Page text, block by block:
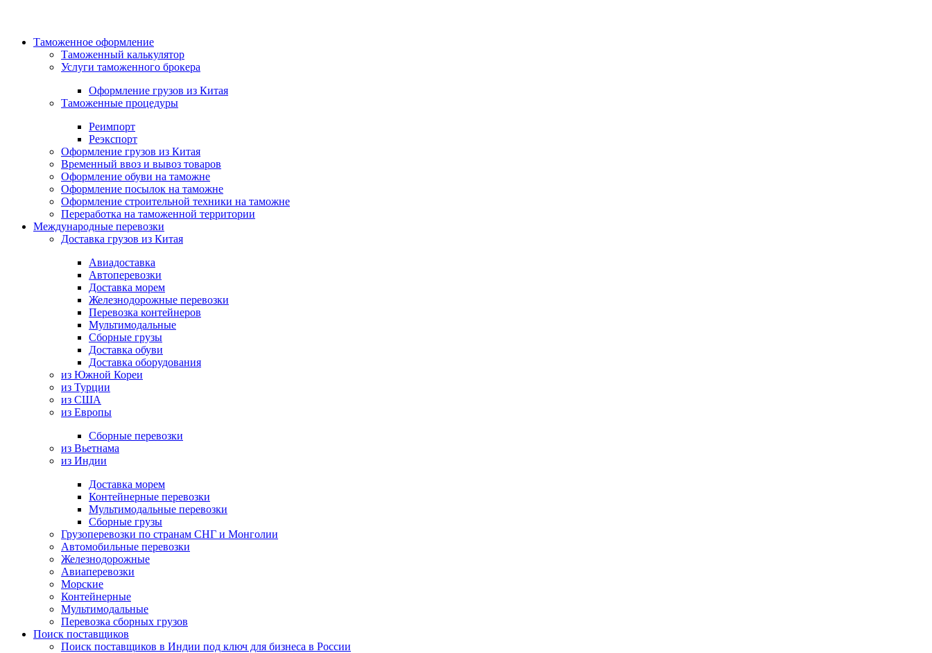
Таможенное оформление
Таможенный калькулятор
Услуги таможенного брокера
Оформление грузов из Китая
Таможенные процедуры
Реимпорт
Реэкспорт
Оформление грузов из Китая
Временный ввоз и вывоз товаров
Оформление обуви на таможне
Оформление посылок на таможне
Оформление строительной техники на таможне
Переработка на таможенной территории
Международные перевозки
Доставка грузов из Китая
Авиадоставка
Автоперевозки
Доставка морем
Железнодорожные перевозки
Перевозка контейнеров
Мультимодальные
Сборные грузы
Доставка обуви
Доставка оборудования
из Южной Кореи
из Турции
из США
из Европы
Сборные перевозки
из Вьетнама
из Индии
Доставка морем
Контейнерные перевозки
Мультимодальные перевозки
Сборные грузы
Грузоперевозки по странам СНГ и Монголии
Автомобильные перевозки
Железнодорожные
Авиаперевозки
Морские
Контейнерные
Мультимодальные
Перевозка сборных грузов
Поиск поставщиков
Поиск поставщиков в Индии под ключ для бизнеса в России